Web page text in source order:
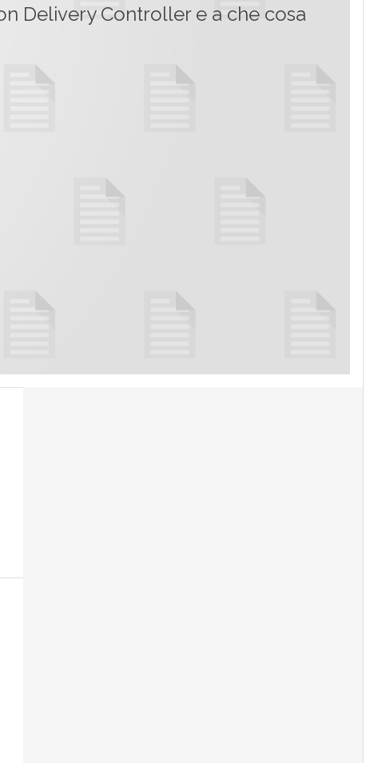
Delivery Controller e a che cosa